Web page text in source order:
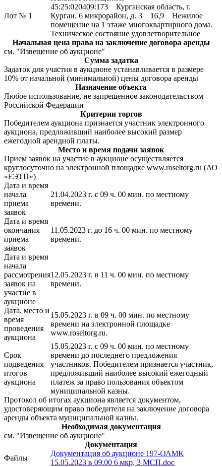
Лот № 1
45:25:020409:173 Курганская область, г.
Курган, 6 микрорайон, д. 3 16,9 Нежилое
помещение на 1 этаже многоквартирного дома.
Техническое состояние удовлетворительное
Начальная цена права на заключение договора аренды
см. "Извещение об аукционе"
Сумма задатка
Задаток для участия в аукционе устанавливается в размере
10% от начальной (минимальной) цены договора аренды
Назначение объекта
Любое использование, не запрещенное законодательством
Российской Федерации
Критерии торгов
Победителем аукциона признается участник электронного
аукциона, предложивший наиболее высокий размер
ежегодной арендной платы.
Место и время подачи заявок
Прием заявок на участие в аукционе осуществляется
круглосуточно на электронной площадке www.roseltorg.ru (АО
«ЕЭТП»)
Дата и время
начала
приема
заявок
21.04.2023 г. с 09 ч. 00 мин. по местному
времени.
Дата и время
окончания
приема
заявок
11.05.2023 г. до 16 ч. 00 мин. по местному
времени.
Дата и время
начала
рассмотрения
заявок на
участие в
аукционе
12.05.2023 г. в 11 ч. 00 мин. по местному
времени.
Дата, место и
время
проведения
аукциона
15.05.2023 г. в 09 ч. 00 мин. по местному
времени на электронной площадке
www.roseltorg.ru.
Срок
подведения
итогов
аукциона
15.05.2023 г. с 09 ч. 00 мин. по местному
времени до последнего предложения
участников. Победителем признается участник,
предложивший наиболее высокий ежегодный
платеж за право пользования объектом
муниципальной казны.
Протокол об итогах аукциона является документом,
удостоверяющим право победителя на заключение договора
аренды объекта муниципальной казны.
Необходимая документация
см. "Извещение об аукционе"
Документация
Файлы
Документация об аукционе 197-ОАМК
15.05.2023 в 09.00 6 мкр, 3 МСП.doc